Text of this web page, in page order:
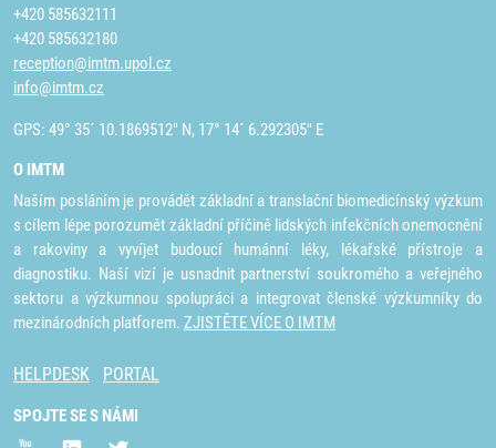
+420 585632111
+420 585632180
reception@imtm.upol.cz
info@imtm.cz
GPS: 49° 35´ 10.1869512" N, 17° 14´ 6.292305" E
O IMTM
Naším posláním je provádět základní a translační biomedicínský výzkum
s cílem lépe porozumět základní příčině lidských infekčních onemocnění
a rakoviny a vyvíjet budoucí humánní léky, lékařské přístroje a
diagnostiku. Naší vizí je usnadnit partnerství soukromého a veřejného
sektoru a výzkumnou spolupráci a integrovat členské výzkumníky do
mezinárodních platforem. ZJISTĚTE VÍCE O IMTM
HELPDESK PORTAL
SPOJTE SE S NÁMI